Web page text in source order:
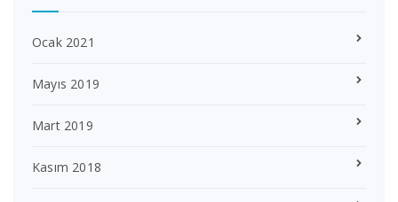
Ocak 2021
Mayıs 2019
Mart 2019
Kasım 2018